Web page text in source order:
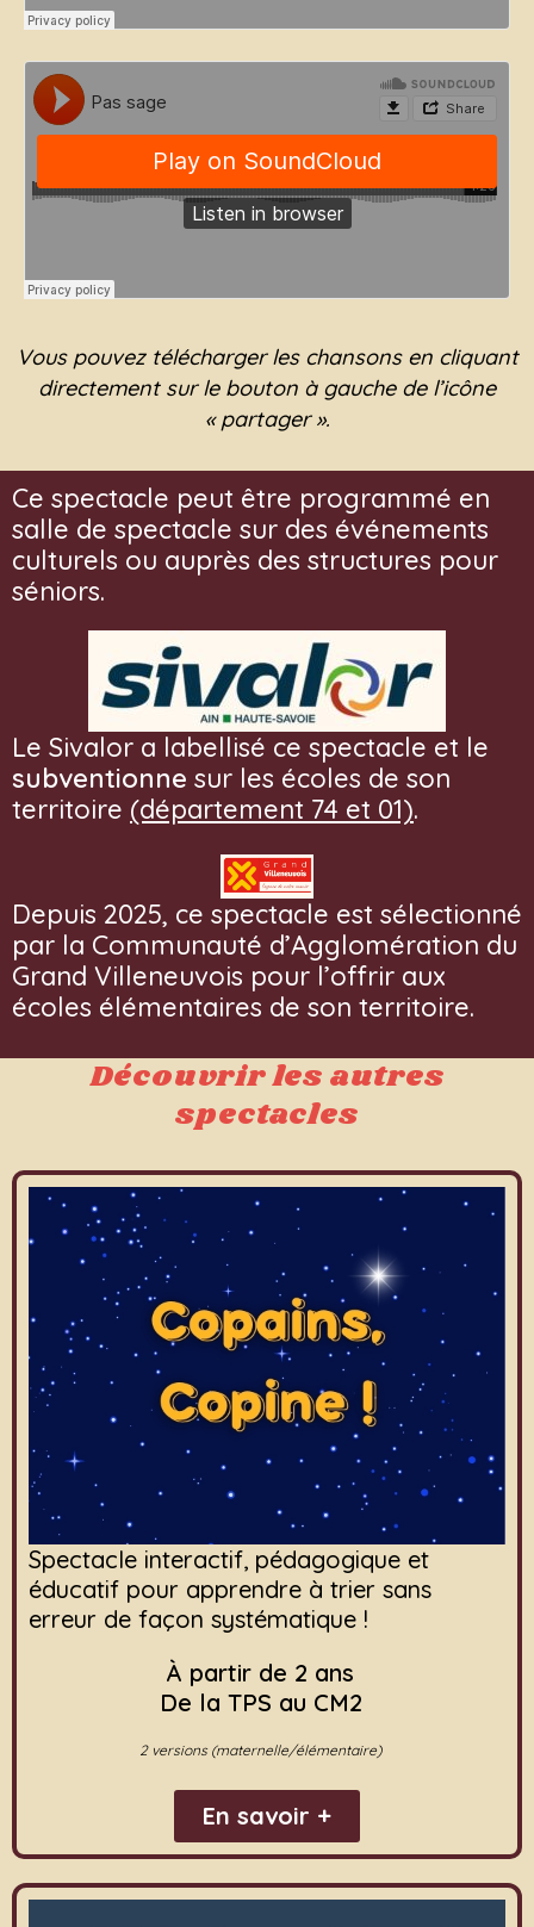
Vous pouvez télécharger les chansons en cliquant
directement sur le bouton à gauche de l’icône
« partager ».
Ce spectacle peut être programmé en
salle de spectacle sur des événements
culturels ou auprès des structures pour
séniors.
Le Sivalor a labellisé ce spectacle et le
subventionne sur les écoles de son
territoire (département 74 et 01).
Depuis 2025, ce spectacle est sélectionné
par la Communauté d’Agglomération du
Grand Villeneuvois pour l’offrir aux
écoles élémentaires de son territoire.
Découvrir les autres
spectacles
Spectacle interactif, pédagogique et
éducatif pour apprendre à trier sans
erreur de façon systématique !
À partir de 2 ans
De la TPS au CM2
2 versions (maternelle/élémentaire)
En savoir +